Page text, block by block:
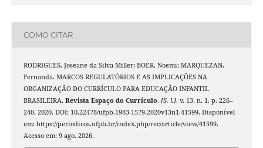
COMO CITAR
RODRIGUES, Joseane da Silva Miller; BOER, Noemi; MARQUEZAN,
Fernanda. MARCOS REGULATÓRIOS E AS IMPLICAÇÕES NA
ORGANIZAÇÃO DO CURRÍCULO PARA EDUCAÇÃO INFANTIL
BRASILEIRA. Revista Espaço do Currículo, [S. l.], v. 13, n. 1, p. 226–
240, 2020. DOI: 10.22478/ufpb.1983-1579.2020v13n1.41599. Disponível
em: https://periodicos.ufpb.br/index.php/rec/article/view/41599.
Acesso em: 9 ago. 2026.